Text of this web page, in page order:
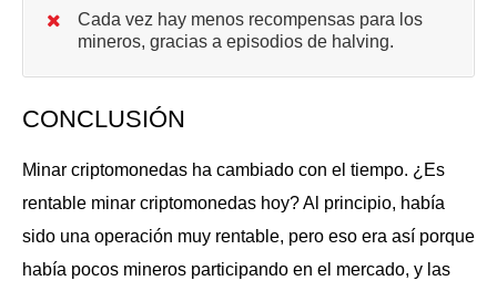
Cada vez hay menos recompensas para los
mineros, gracias a episodios de halving.
CONCLUSIÓN
Minar criptomonedas ha cambiado con el tiempo. ¿Es
rentable minar criptomonedas hoy? Al principio, había
sido una operación muy rentable, pero eso era así porque
había pocos mineros participando en el mercado, y las